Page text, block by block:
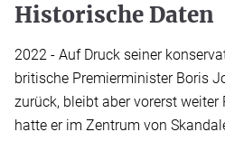
Historische Daten
2022 - Auf Druck seiner
britische Premierminister Boris
zurück, bleibt aber vorerst
hatte er im Zentrum von